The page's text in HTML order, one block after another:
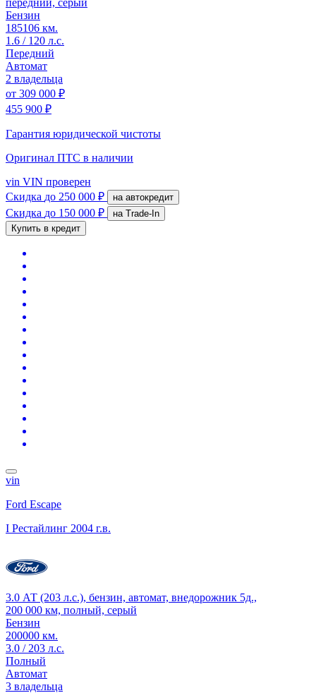
Бензин
185106 км.
1.6 / 120 л.с.
Передний
Автомат
2 владельца
от 309 000 ₽
455 900 ₽
Гарантия юридической чистоты
Оригинал ПТС в наличии
vin VIN проверен
Скидка до 250 000 ₽ на автокредит
Скидка до 150 000 ₽
на Trade-In
Купить в кредит
vin
Ford Escape
I Рестайлинг 2004 г.в.
3.0 АТ (203 л.с.), бензин, автомат, внедорожник 5д.,
200 000 км, полный, серый
Бензин
200000 км.
3.0 / 203 л.с.
Полный
Автомат
3 владельца